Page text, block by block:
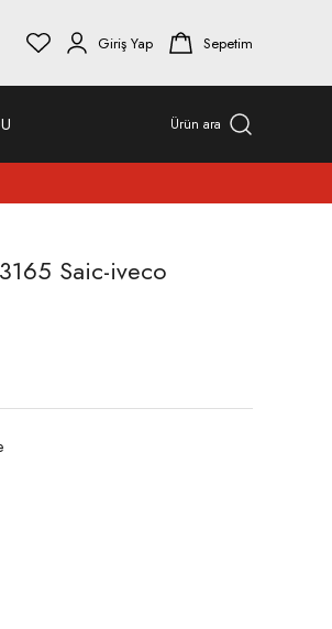
Giriş Yap Sepetim
Ürün ara
Saic-iveco